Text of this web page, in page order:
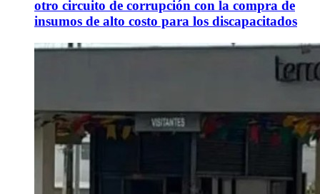
otro circuito de corrupción con la compra de
insumos de alto costo para los discapacitados